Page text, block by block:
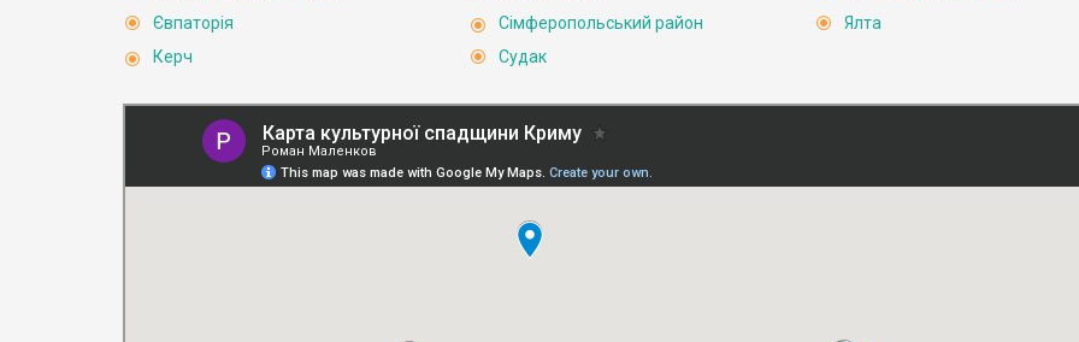
Євпаторія
Керч
Сімферопольський район
Судак
Ялта